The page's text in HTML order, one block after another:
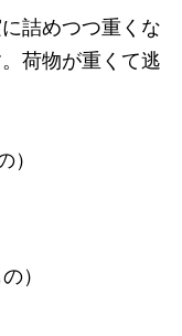
詰めつつ重くな
荷物が重くて逃
）
）